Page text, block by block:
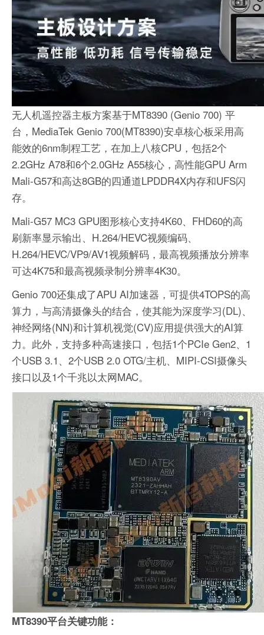
无人机遥控器主板方案基于MT8390 (Genio 700) 平
台，MediaTek Genio 700(MT8390)安卓核心板采用高
能效的6nm制程工艺，在加上八核CPU，包括2个
2.2GHz A78和6个2.0GHz A55核心，高性能GPU Arm
Mali-G57和高达8GB的四通道LPDDR4X内存和UFS闪
存。
Mali-G57 MC3 GPU图形核心支持4K60、FHD60的高
刷新率显示输出、H.264/HEVC视频编码、
H.264/HEVC/VP9/AV1视频解码，最高视频播放分辨率
可达4K75和最高视频录制分辨率4K30。
Genio 700还集成了APU AI加速器，可提供4TOPS的高
算力，与高清摄像头的结合，使其能为深度学习(DL)、
神经网络(NN)和计算机视觉(CV)应用提供强大的AI算
力。此外，支持多种高速接口，包括1个PCIe Gen2、1
个USB 3.1、2个USB 2.0 OTG/主机、MIPI-CSI摄像头
接口以及1个千兆以太网MAC。
MT8390平台关键功能：